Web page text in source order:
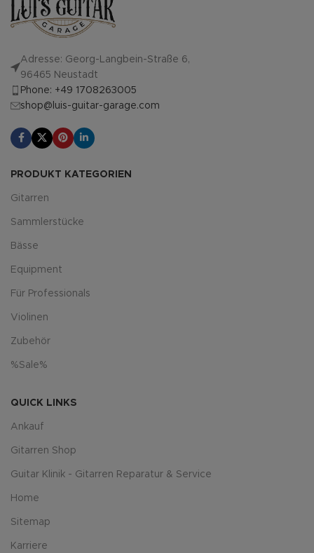
Adresse: Georg-Langbein-Straße 6,
96465 Neustadt
Phone: +49 1708263005
shop@luis-guitar-garage.com
PRODUKT KATEGORIEN
Gitarren
Sammlerstücke
Bässe
Equipment
Für Professionals
Violinen
Zubehör
%Sale%
QUICK LINKS
Ankauf
Gitarren Shop
Guitar Klinik - Gitarren Reparatur & Service
Home
Sitemap
Karriere